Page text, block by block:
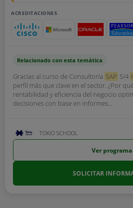
ACREDITACIONES
Relacionado con esta temática
Gracias al curso de Consultoría SAP S/4
perfil más que clave en el sector. ¿Por
rentabilidad y eficiencia del negocio
decisiones con base en informes...
TOKIO SCHOOL
Ver programa
SOLICITAR